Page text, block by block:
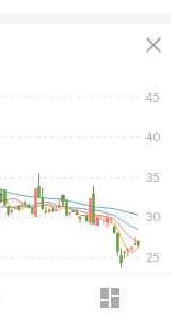
dashboard
登入
close
2026/07/15
25
30
35
40
45